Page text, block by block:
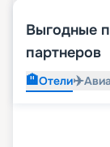
Выгодные
партнеров
🏨Отели✈️